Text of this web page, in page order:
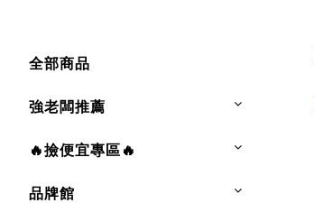
全部商品
強老闆推薦
🔥撿便宜專區🔥
品牌館